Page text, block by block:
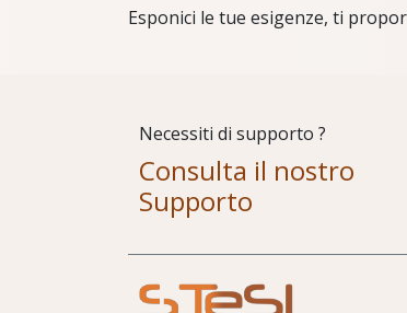
Esponici le tue esigenze, ti
Necessiti di supporto ?
Consulta il nostro
Supporto